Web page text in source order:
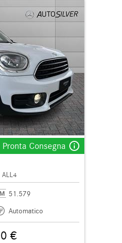
Pronta Consegna info_outline
ALL4
51.579
Automatico
€